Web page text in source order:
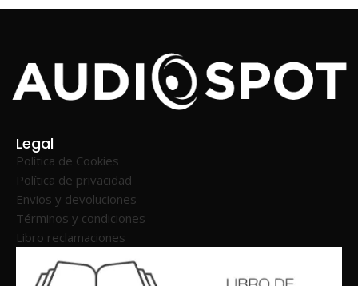
Legal
Política de Cookies
Política de privacidad
Envios y devoluciones
Términos y condiciones
Libro reclamaciones